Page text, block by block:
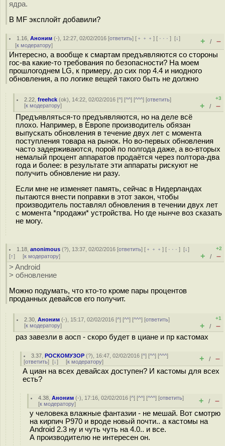
ядра.
В MF эксплойт добавили?
1.16 ,Аноним (-), 12:27, 02/02/2016 [ответить] [ ﹢﹢﹢] [ · · ·][↓]
[к модератору] + / –
Интересно, а вообще к смартам предъявляются со стороны
гос-ва какие-то требования по безопасности? На моем
прошлогоднем LG, к примеру, до сих пор 4.4 и ниодного
обновления, а по логике вещей такого быть не должно
2.22 ,freehck (ok), 14:22, 02/02/2016 [^] [^^] [^^^] [ответить]
[к модератору]
+3
+ / –
Предъявляться-то предъявляются, но на деле всё
плохо. Например, в Европе производитель обязан
выпускать обновления в течение двух лет с момента
поступления товара на рынок. Но во-первых обновления
часто задерживаются, порой по полгода даже, а во-вторых
немалый процент аппаратов продаётся через полтора-два
года и более: в результате эти аппараты рискуют не
получить обновление ни разу.
Если мне не изменяет память, сейчас в Нидерландах
пытаются внести поправки в этот закон, чтобы
производитель поставлял обновления в течении двух лет
с момента *продажи* устройства. Но где нынче воз сказать
не могу.
1.18 ,anonimous (?), 13:37, 02/02/2016 [ответить] [ ﹢﹢﹢] [ · · ·][↓]
[↑] [к модератору]
+2
+ / –
> Android
> обновление
Можно подумать, что кто-то кроме пары процентов
проданных девайсов его получит.
2.30 ,Аноним (-), 15:17, 02/02/2016 [^] [^^] [^^^] [ответить]
[к модератору]
+1
+ / –
раз завезли в аосп - скоро будет в циане и пр кастомах
3.37 ,РОСКОМУЗОР (?), 16:47, 02/02/2016 [^] [^^] [^^^]
[ответить] [↓] [к модератору] + / –
А циан на всех девайсах доступен? И кастомы для всех
есть?
4.38 ,Аноним (-), 17:16, 02/02/2016 [^] [^^] [^^^] [ответить]
[к модератору] + / –
у человека влажные фантазии - не мешай. Вот смотрю
на кирпич P970 и вроде новый почти.. а кастомы на
Android 2.3 ну и чуть чуть на 4.0.. и все.
А производителю не интересен он.